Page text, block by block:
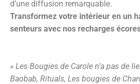
d’une diffusion remarquable.
Transformez votre intérieur en un
senteurs avec nos recharges
« Les Bougies de Carole n’a pas de
Baobab, Rituals, Les bougies de